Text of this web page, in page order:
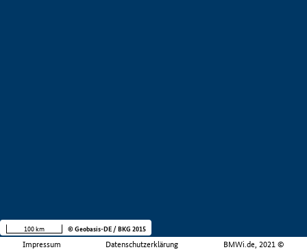
Impressum Datenschutzerklärung BMWi.de, 2021 ©
100 km © Geobasis-DE / BKG 2015